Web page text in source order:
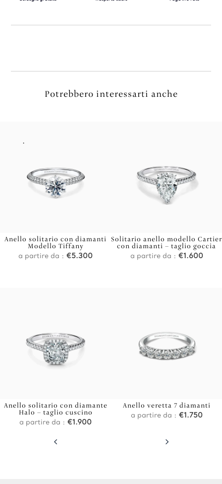
Potrebbero interessarti anche
Anello solitario con diamanti
Modello Tiffany
a partire da : €5.300
Solitario anello modello Cartier
con diamanti – taglio goccia
a partire da : €1.600
Anello solitario con diamante
Halo – taglio cuscino
a partire da : €1.900
Anello veretta 7 diamanti
a partire da : €1.750
4 5
.